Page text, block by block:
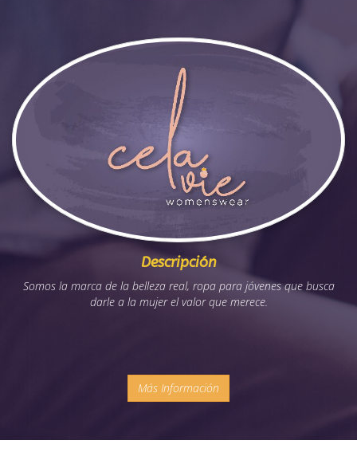
Descripción
Somos la marca de la belleza real, ropa para jóvenes que busca
darle a la mujer el valor que merece.
Más Información